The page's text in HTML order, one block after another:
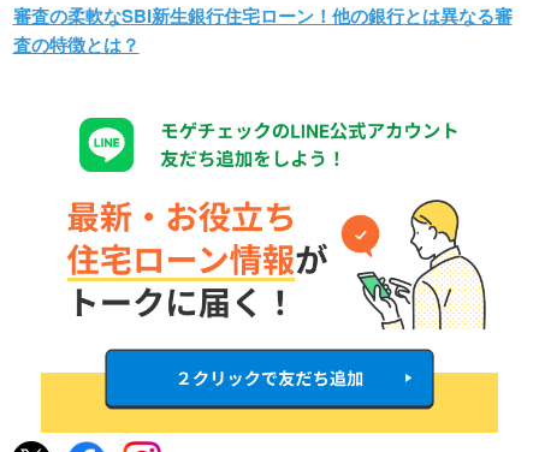
審査の柔軟なSBI新生銀行住宅ローン！他の銀行とは異なる審
査の特徴とは？